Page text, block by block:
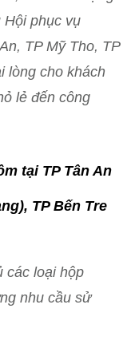
Hội phục vụ
TP Mỹ Tho, TP
lòng cho khách
lẻ đến công
tại TP Tân An
TP Bến Tre
các loại hộp
nhu cầu sử